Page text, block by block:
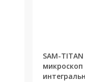
SAM-